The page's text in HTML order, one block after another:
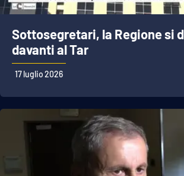
Sottosegretari, la Regione si
davanti al Tar
17 luglio 2026